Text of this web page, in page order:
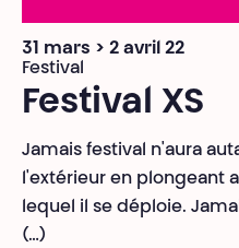
31 mars > 2 avril 22
Festival
Festival XS
Jamais festival n'aura
l'extérieur en plongeant
lequel il se déploie.
(…)